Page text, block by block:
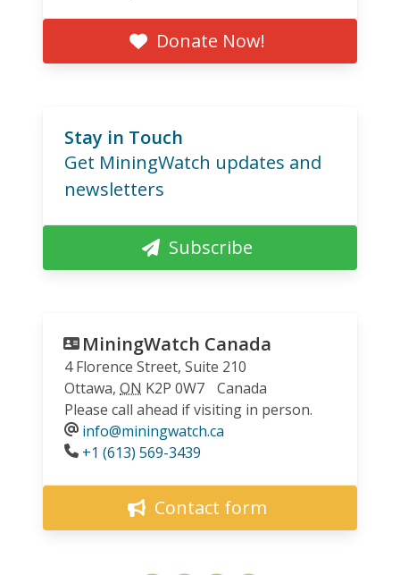
Donate Now!
Stay in Touch
Get MiningWatch updates and
newsletters
Subscribe
MiningWatch Canada
4 Florence Street, Suite 210
Ottawa, ON K2P 0W7
Canada
Please call ahead if visiting in person.
info@miningwatch.ca
Phone
+1 (613) 569-3439
Contact form